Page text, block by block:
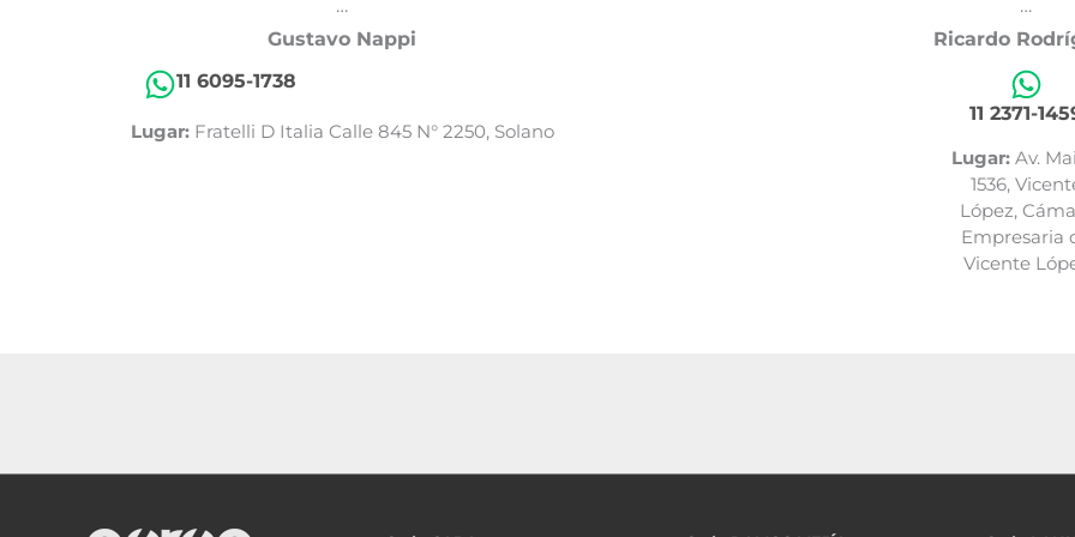
…
Gustavo Nappi
11 6095-1738
Lugar:Fratelli D Italia Calle 845 N° 2250, Solano
…
Ricardo
11 2371-
Lugar:Av.
1536,
López,
Empresaria
Vicente